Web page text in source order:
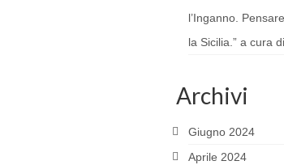
l’Inganno.
la Sicilia.” a cura
Archivi
Giugno 2024
Aprile 2024